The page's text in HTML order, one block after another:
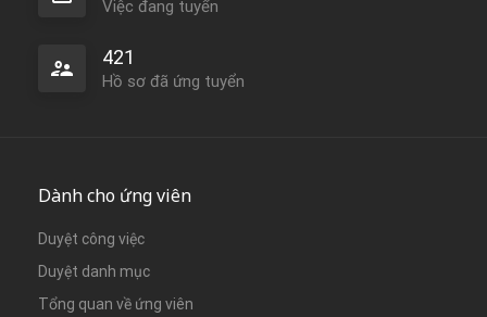
Việc đang tuyển
421
Hồ sơ đã ứng tuyển
Dành cho ứng viên
Duyệt công việc
Duyệt danh mục
Tổng quan về ứng viên